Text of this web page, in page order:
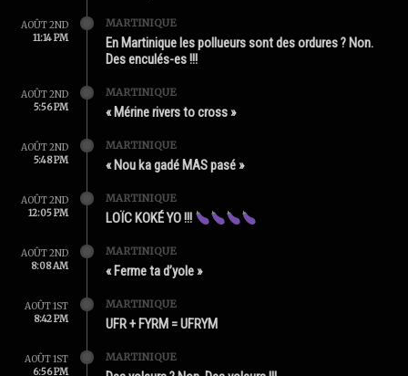
AOÛT 2ND
11:14 PM
MARTINIQUE
En Martinique les pollueurs sont des ordures ? Non.
Des enculés-es !!!
AOÛT 2ND
5:56 PM
MARTINIQUE
« Mérine rivers to cross »
AOÛT 2ND
5:48 PM
MARTINIQUE
« Nou ka gadé MAS pasé »
AOÛT 2ND
12:05 PM
MARTINIQUE
LOÏC KOKÉ YO !!!
AOÛT 2ND
8:08 AM
MARTINIQUE
« Ferme ta d’yole »
AOÛT 1ST
8:42 PM
MARTINIQUE
UFR + FYRM = UFRYM
AOÛT 1ST
6:56 PM
MARTINIQUE